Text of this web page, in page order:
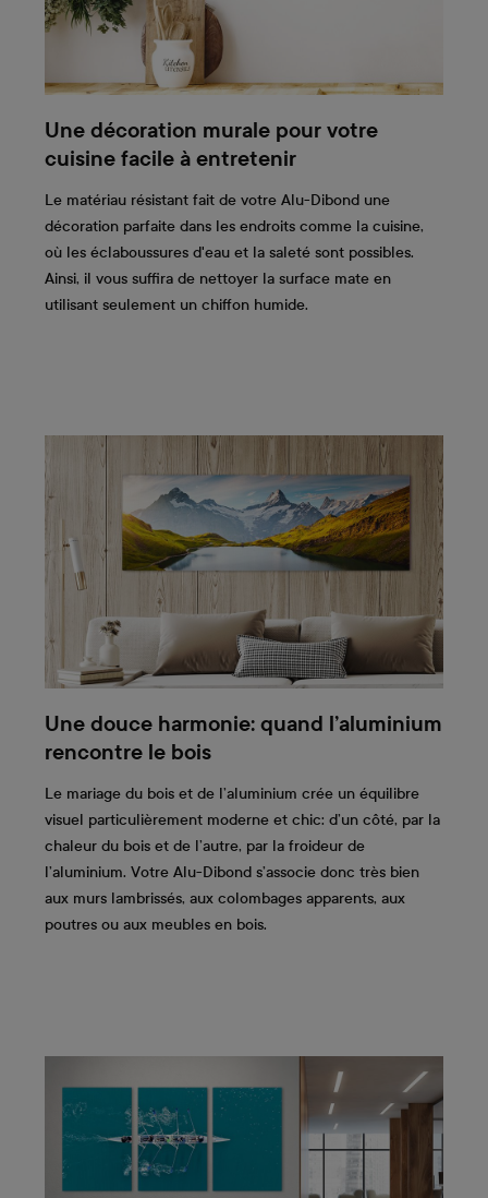
Une décoration murale pour votre
cuisine facile à entretenir
Le matériau résistant fait de votre Alu-Dibond une
décoration parfaite dans les endroits comme la cuisine,
où les éclaboussures d'eau et la saleté sont possibles.
Ainsi, il vous suffira de nettoyer la surface mate en
utilisant seulement un chiffon humide.
Une douce harmonie: quand l’aluminium
rencontre le bois
Le mariage du bois et de l’aluminium crée un équilibre
visuel particulièrement moderne et chic: d’un côté, par la
chaleur du bois et de l’autre, par la froideur de
l’aluminium. Votre Alu-Dibond s’associe donc très bien
aux murs lambrissés, aux colombages apparents, aux
poutres ou aux meubles en bois.